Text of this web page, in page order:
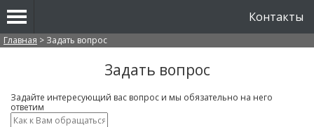
Контакты
Вы здесь
Главная > Задать вопрос
Задать вопрос
Задайте интересующий вас вопрос и мы обязательно на него
ответим
Имя